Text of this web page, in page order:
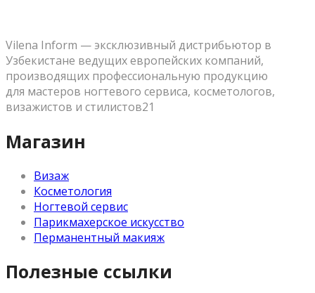
Vilena Inform — эксклюзивный дистрибьютор в
Узбекистане ведущих европейских компаний,
производящих профессиональную продукцию
для мастеров ногтевого сервиса, косметологов,
визажистов и стилистов21
Магазин
Визаж
Косметология
Ногтевой сервис
Парикмахерское искусство
Перманентный макияж
Полезные ссылки